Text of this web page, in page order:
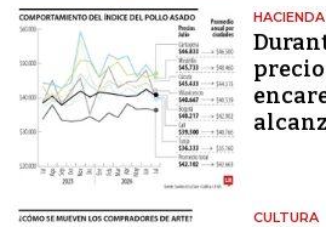
HACIENDA
precio
CULTURA